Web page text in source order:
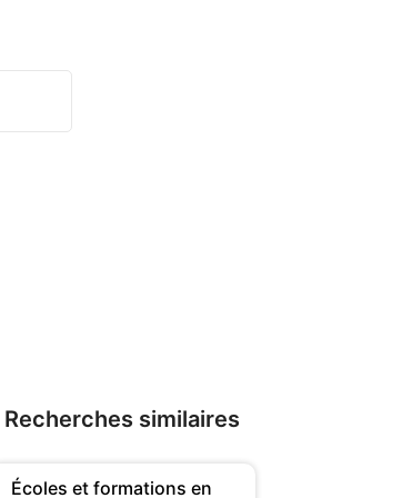
Recherches similaires
Écoles et formations en